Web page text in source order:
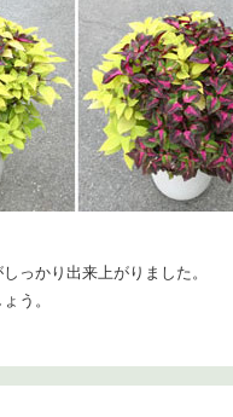
っかり出来上がりました。
う。